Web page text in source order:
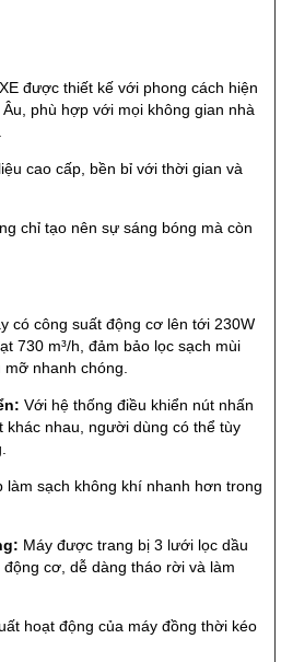
được thiết kế với phong cách hiện
phù hợp với mọi không gian nhà
cao cấp, bền bỉ với thời gian và
chỉ tạo nên sự sáng bóng mà còn
có công suất động cơ lên tới 230W
730 m³/h, đảm bảo lọc sạch mùi
nhanh chóng.
Với hệ thống điều khiển nút nhấn
khác nhau, người dùng có thể tùy
sạch không khí nhanh hơn trong
Máy được trang bị 3 lưới lọc dầu
cơ, dễ dàng tháo rời và làm
hoạt động của máy đồng thời kéo